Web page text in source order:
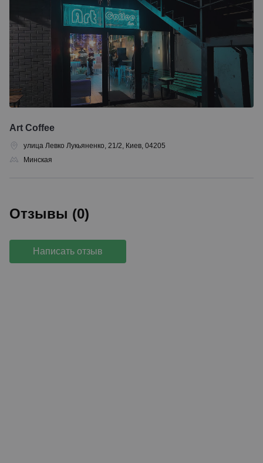
Art Coffee
улица Левко Лукьяненко, 21/2, Киев, 04205
Минская
Отзывы (0)
Написать отзыв